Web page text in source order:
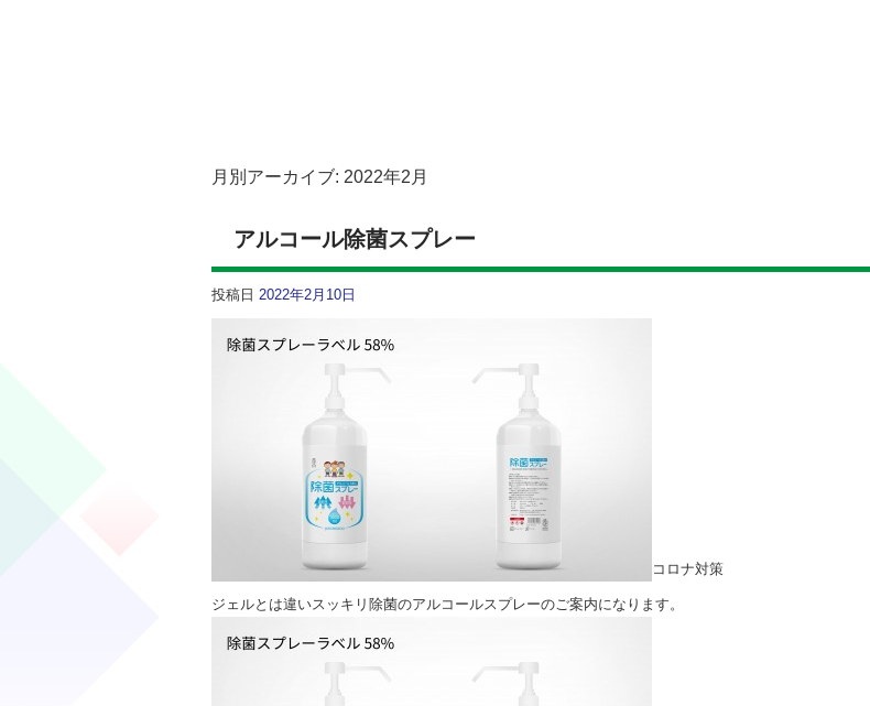
月別アーカイブ: 2022年2月
アルコール除菌スプレー
投稿日 2022年2月10日
コロナ対策
ジェルとは違いスッキリ除菌のアルコールスプレーのご案内になります。